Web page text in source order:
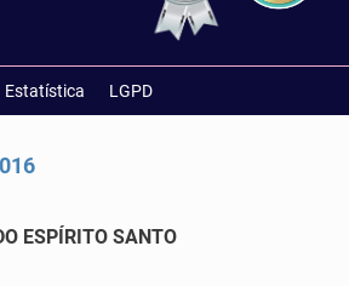
Estatística LGPD
ESPÍRITO SANTO